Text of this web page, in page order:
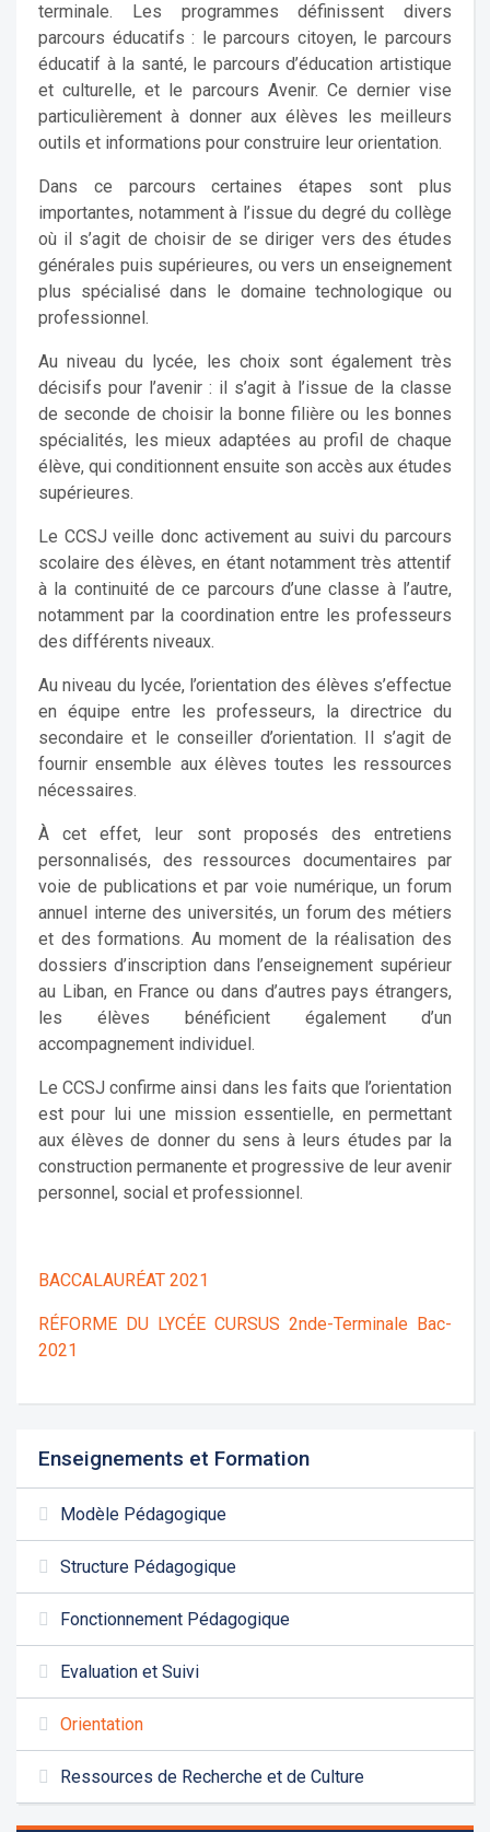
terminale. Les programmes définissent divers
parcours éducatifs : le parcours citoyen, le parcours
éducatif à la santé, le parcours d’éducation artistique
et culturelle, et le parcours Avenir. Ce dernier vise
particulièrement à donner aux élèves les meilleurs
outils et informations pour construire leur orientation.
Dans ce parcours certaines étapes sont plus
importantes, notamment à l’issue du degré du collège
où il s’agit de choisir de se diriger vers des études
générales puis supérieures, ou vers un enseignement
plus spécialisé dans le domaine technologique ou
professionnel.
Au niveau du lycée, les choix sont également très
décisifs pour l’avenir : il s’agit à l’issue de la classe
de seconde de choisir la bonne filière ou les bonnes
spécialités, les mieux adaptées au profil de chaque
élève, qui conditionnent ensuite son accès aux études
supérieures.
Le CCSJ veille donc activement au suivi du parcours
scolaire des élèves, en étant notamment très attentif
à la continuité de ce parcours d’une classe à l’autre,
notamment par la coordination entre les professeurs
des différents niveaux.
Au niveau du lycée, l’orientation des élèves s’effectue
en équipe entre les professeurs, la directrice du
secondaire et le conseiller d’orientation. Il s’agit de
fournir ensemble aux élèves toutes les ressources
nécessaires.
À cet effet, leur sont proposés des entretiens
personnalisés, des ressources documentaires par
voie de publications et par voie numérique, un forum
annuel interne des universités, un forum des métiers
et des formations. Au moment de la réalisation des
dossiers d’inscription dans l’enseignement supérieur
au Liban, en France ou dans d’autres pays étrangers,
les élèves bénéficient également d’un
accompagnement individuel.
Le CCSJ confirme ainsi dans les faits que l’orientation
est pour lui une mission essentielle, en permettant
aux élèves de donner du sens à leurs études par la
construction permanente et progressive de leur avenir
personnel, social et professionnel.
BACCALAURÉAT 2021
RÉFORME DU LYCÉE CURSUS 2nde-Terminale Bac-
2021
Enseignements et Formation
Modèle Pédagogique
Structure Pédagogique
Fonctionnement Pédagogique
Evaluation et Suivi
Orientation
Ressources de Recherche et de Culture
2026-2027 sont reçues à la direction de